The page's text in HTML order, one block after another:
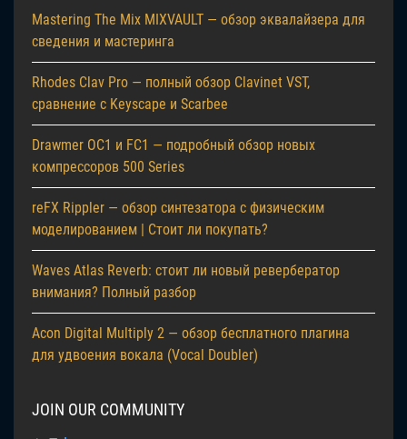
Mastering The Mix MIXVAULT — обзор эквалайзера для
сведения и мастеринга
Rhodes Clav Pro — полный обзор Clavinet VST,
сравнение с Keyscape и Scarbee
Drawmer OC1 и FC1 — подробный обзор новых
компрессоров 500 Series
reFX Rippler — обзор синтезатора с физическим
моделированием | Стоит ли покупать?
Waves Atlas Reverb: стоит ли новый ревербератор
внимания? Полный разбор
Acon Digital Multiply 2 — обзор бесплатного плагина
для удвоения вокала (Vocal Doubler)
JOIN OUR COMMUNITY